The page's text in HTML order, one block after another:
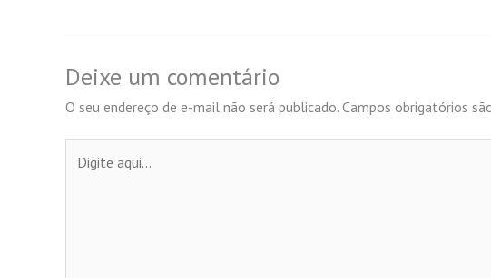
Deixe um comentário
O seu endereço de e-mail não será publicado. Campos obrigatórios
aqui...